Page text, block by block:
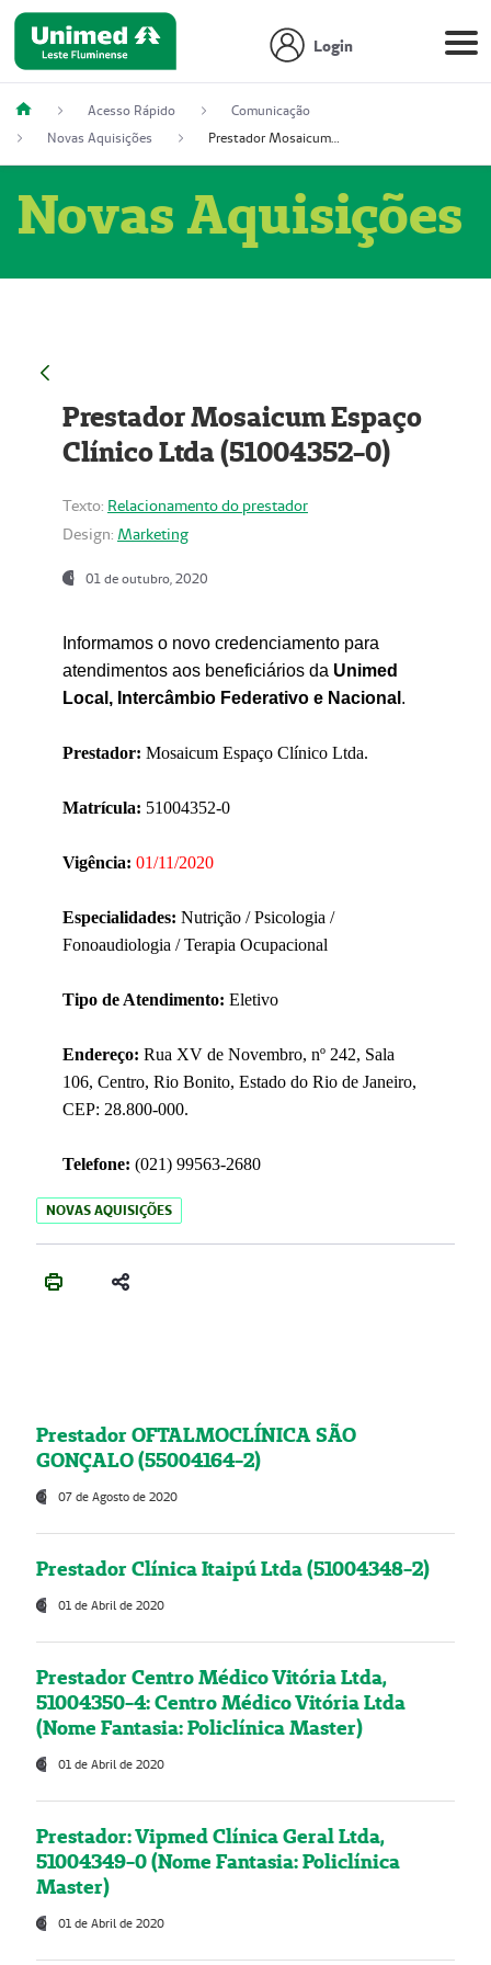
Login
Acesso Rápido
Comunicação
Novas Aquisições
Prestador Mosaicum Espaço Clínico Ltda (51004352-0)
Novas Aquisições
Prestador Mosaicum Espaço
Clínico Ltda (51004352-0)
Texto: Relacionamento do prestador
Design: Marketing
01 de outubro, 2020
Informamos o novo credenciamento para
atendimentos aos beneficiários da Unimed
Local, Intercâmbio Federativo e Nacional .
Prestador: Mosaicum Espaço Clínico Ltda.
Matrícula: 51004352-0
Vigência: 01/11/2020
Especialidades: Nutrição / Psicologia /
Fonoaudiologia / Terapia Ocupacional
Tipo de Atendimento: Eletivo
Endereço: Rua XV de Novembro, nº 242, Sala
106, Centro, Rio Bonito, Estado do Rio de Janeiro,
CEP: 28.800-000.
Telefone: (021) 99563-2680
NOVAS AQUISIÇÕES
Prestador OFTALMOCLÍNICA SÃO
GONÇALO (55004164-2)
07 de Agosto de 2020
Prestador Clínica Itaipú Ltda (51004348-2)
01 de Abril de 2020
Prestador Centro Médico Vitória Ltda,
51004350-4: Centro Médico Vitória Ltda
(Nome Fantasia: Policlínica Master)
01 de Abril de 2020
Prestador: Vipmed Clínica Geral Ltda,
51004349-0 (Nome Fantasia: Policlínica
Master)
01 de Abril de 2020